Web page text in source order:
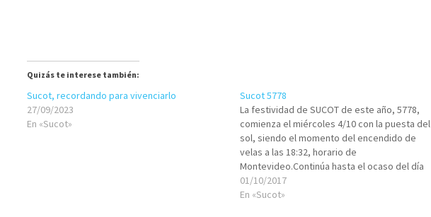
Quizás te interese también:
Sucot, recordando para vivenciarlo
27/09/2023
En «Sucot»
Sucot 5778
La festividad de SUCOT de este año, 5778,
comienza el miércoles 4/10 con la puesta del
sol, siendo el momento del encendido de
velas a las 18:32, horario de
Montevideo.Continúa hasta el ocaso del día
miércoles 11/10, cuando de inmediato
comienza la festividad de SHEMINÍ ATZERET,
01/10/2017
En «Sucot»